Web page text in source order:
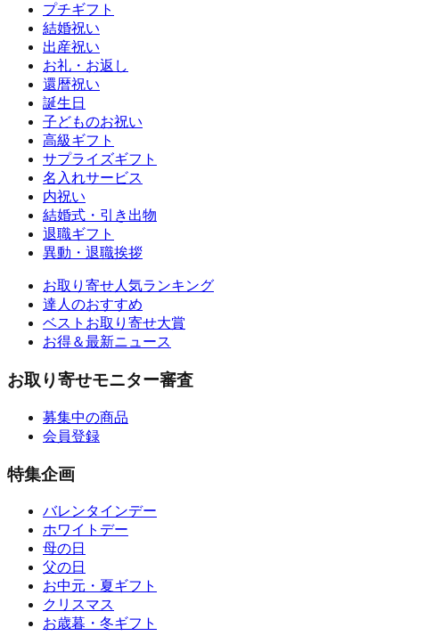
プチギフト
結婚祝い
出産祝い
お礼・お返し
還暦祝い
誕生日
子どものお祝い
高級ギフト
サプライズギフト
名入れサービス
内祝い
結婚式・引き出物
退職ギフト
異動・退職挨拶
お取り寄せ人気ランキング
達人のおすすめ
ベストお取り寄せ大賞
お得＆最新ニュース
お取り寄せモニター審査
募集中の商品
会員登録
特集企画
バレンタインデー
ホワイトデー
母の日
父の日
お中元・夏ギフト
クリスマス
お歳暮・冬ギフト